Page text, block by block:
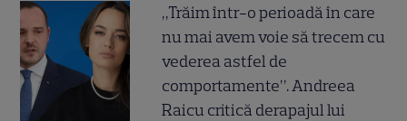
„Trăim într-o perioadă în care
nu mai avem voie să trecem cu
vederea astfel de
comportamente”. Andreea
Raicu critică derapajul lui